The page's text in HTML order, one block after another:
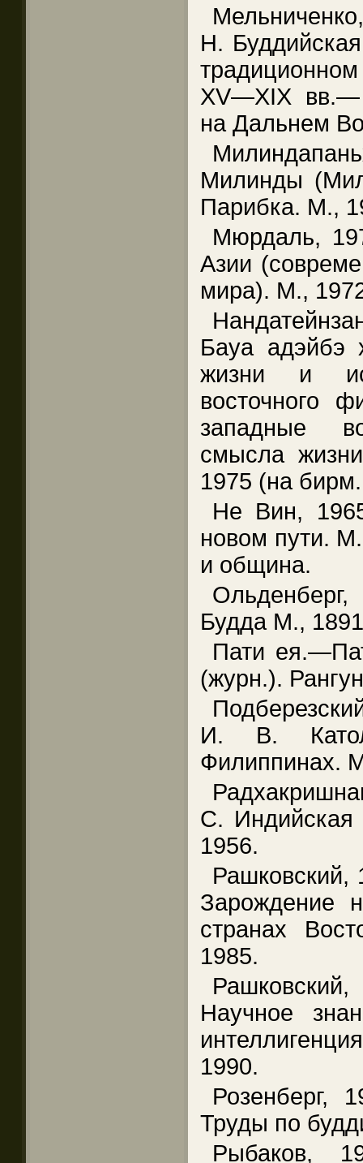
Н.
XV—XIX вв.—
на Дальнем
Милинды
Парибка. М.,
Мюрдаль,
Азии
мира). М.,
Бауа адэйбэ
жизни и
восточного
западные
смысла
1975 (на
Не Вин,
новом пути.
и община.
Будда М.,
Пати
(журн.).
И. В.
Филиппинах.
С.
1956.
Зарождение
странах
1985.
Научное
1990.
Розенберг,
Труды по
Рыбаков,